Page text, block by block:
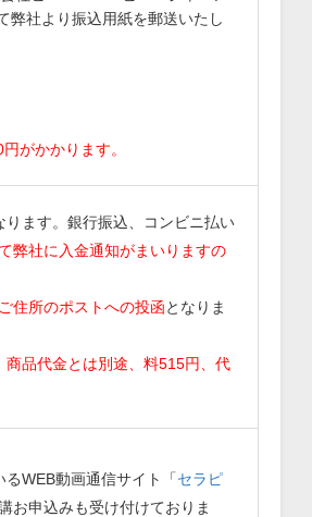
社より振込用紙を郵送いたし
がかかります。
ます。銀行振込、コンビニ払い
弊社に入金通知がまいりますの
ご住所のポストへの投函となりま
商品代金とは別途、料515円、代
WEB動画通信サイト「セラピ
お申込みも受け付けておりま